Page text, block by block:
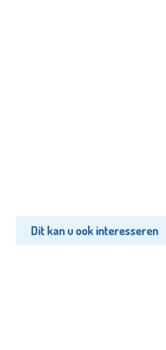
Dit kan u ook interesseren